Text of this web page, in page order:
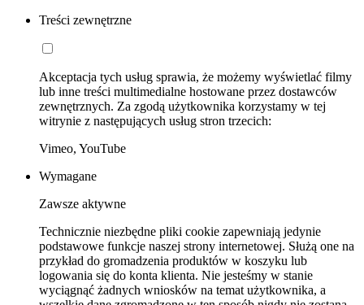
Treści zewnętrzne
Akceptacja tych usług sprawia, że możemy wyświetlać filmy
lub inne treści multimedialne hostowane przez dostawców
zewnętrznych. Za zgodą użytkownika korzystamy w tej
witrynie z następujących usług stron trzecich:
Vimeo, YouTube
Wymagane
Zawsze aktywne
Technicznie niezbędne pliki cookie zapewniają jedynie
podstawowe funkcje naszej strony internetowej. Służą one na
przykład do gromadzenia produktów w koszyku lub
logowania się do konta klienta. Nie jesteśmy w stanie
wyciągnąć żadnych wniosków na temat użytkownika, a